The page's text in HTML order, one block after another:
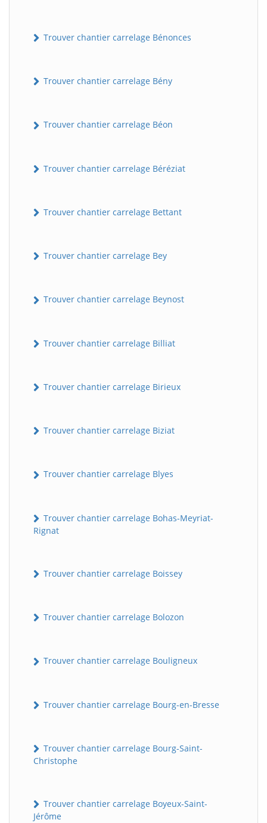
Trouver chantier carrelage Bénonces
Trouver chantier carrelage Bény
Trouver chantier carrelage Béon
Trouver chantier carrelage Béréziat
Trouver chantier carrelage Bettant
Trouver chantier carrelage Bey
Trouver chantier carrelage Beynost
Trouver chantier carrelage Billiat
Trouver chantier carrelage Birieux
Trouver chantier carrelage Biziat
Trouver chantier carrelage Blyes
Trouver chantier carrelage Bohas-Meyriat-
Rignat
Trouver chantier carrelage Boissey
Trouver chantier carrelage Bolozon
Trouver chantier carrelage Bouligneux
Trouver chantier carrelage Bourg-en-Bresse
Trouver chantier carrelage Bourg-Saint-
Christophe
Trouver chantier carrelage Boyeux-Saint-
Jérôme